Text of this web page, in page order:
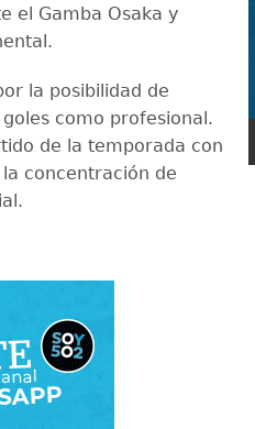
el Gamba Osaka y
la posibilidad de
como profesional.
de la temporada con
concentración de